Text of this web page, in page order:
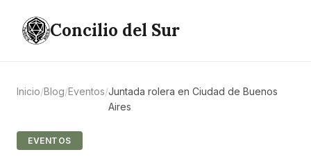
Concilio del Sur
Inicio/Blog/Eventos/Juntada rolera en Ciudad de Buenos
Aires
EVENTOS